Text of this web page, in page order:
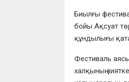
Биылғы
бойы Ақсуат
құндылығы
Фестиваль
халқының